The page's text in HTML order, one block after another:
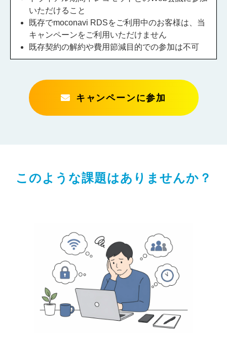
いただけること
既存でmoconavi RDSをご利用中のお客様は、当
キャンペーンをご利用いただけません
既存契約の解約や費用節減目的での参加は不可​
キャンペーンに参加
このような課題はありませんか？